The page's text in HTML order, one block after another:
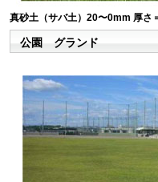
真砂土（サバ土）20〜0mm 厚さ
公園 グランド